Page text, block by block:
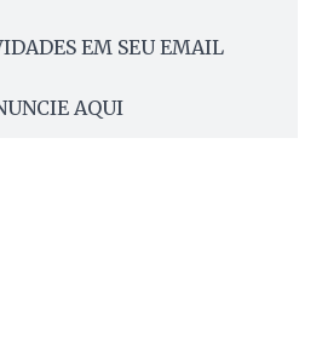
EM SEU EMAIL
AQUI